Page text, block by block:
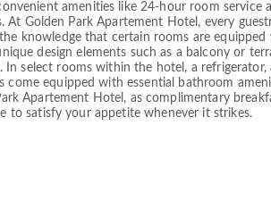
amenities like 24-hour room service
Golden Park Apartement Hotel, every
knowledge that certain rooms are equipped
design elements such as a balcony or
In select rooms within the hotel, a refrigerator,
equipped with essential bathroom
Apartement Hotel, as complimentary
to satisfy your appetite whenever it strikes.